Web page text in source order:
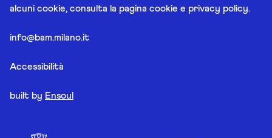
alcuni cookie, consulta la pagina cookie e privacy policy.
info@bam.milano.it
Accessibilità
built by Ensoul